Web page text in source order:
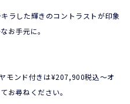
ラした輝きのコントラストが印象
お手元に。
モンド付きは¥207,900税込〜オ
お尋ねください。